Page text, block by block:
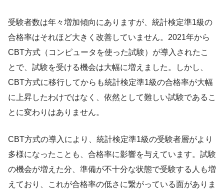
受験者数は年々増加傾向にありますが、統計検定準1級の
合格率はそれほど大きく改善していません。2021年から
CBT方式（コンピュータを使った試験）が導入されたこ
とで、試験を受ける機会は大幅に増えました。しかし、
CBT方式に移行してからも統計検定準1級の合格率が大幅
に上昇したわけではなく、依然として難しい試験であるこ
とに変わりはありません。
CBT方式の導入により、統計検定準1級の受験者層がより
多様になったことも、合格率に影響を与えています。試験
の機会が増えた分、準備が不十分な状態で受験する人も増
えており、これが合格率の低さに繋がっている面がありま